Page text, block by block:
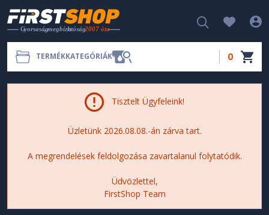
TERMÉKKATEGÓRIÁK 0
Tisztelt Ügyfeleink!
Üzletünk 2026.08.08.-án zárva tart.
A megrendelések feldolgozása zavartalanul folytatódik.
Üdvözlettel,
FirstShop Team